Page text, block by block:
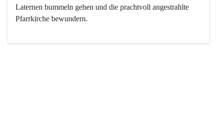
Laternen bummeln gehen und die prachtvoll angestrahlte
Pfarrkirche bewundern.
Der Weinbau dominert heute nicht mehr, ist aber integrativer